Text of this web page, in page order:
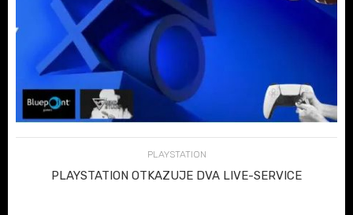
PLAYSTATION
PLAYSTATION OTKAZUJE DVA LIVE-SERVICE